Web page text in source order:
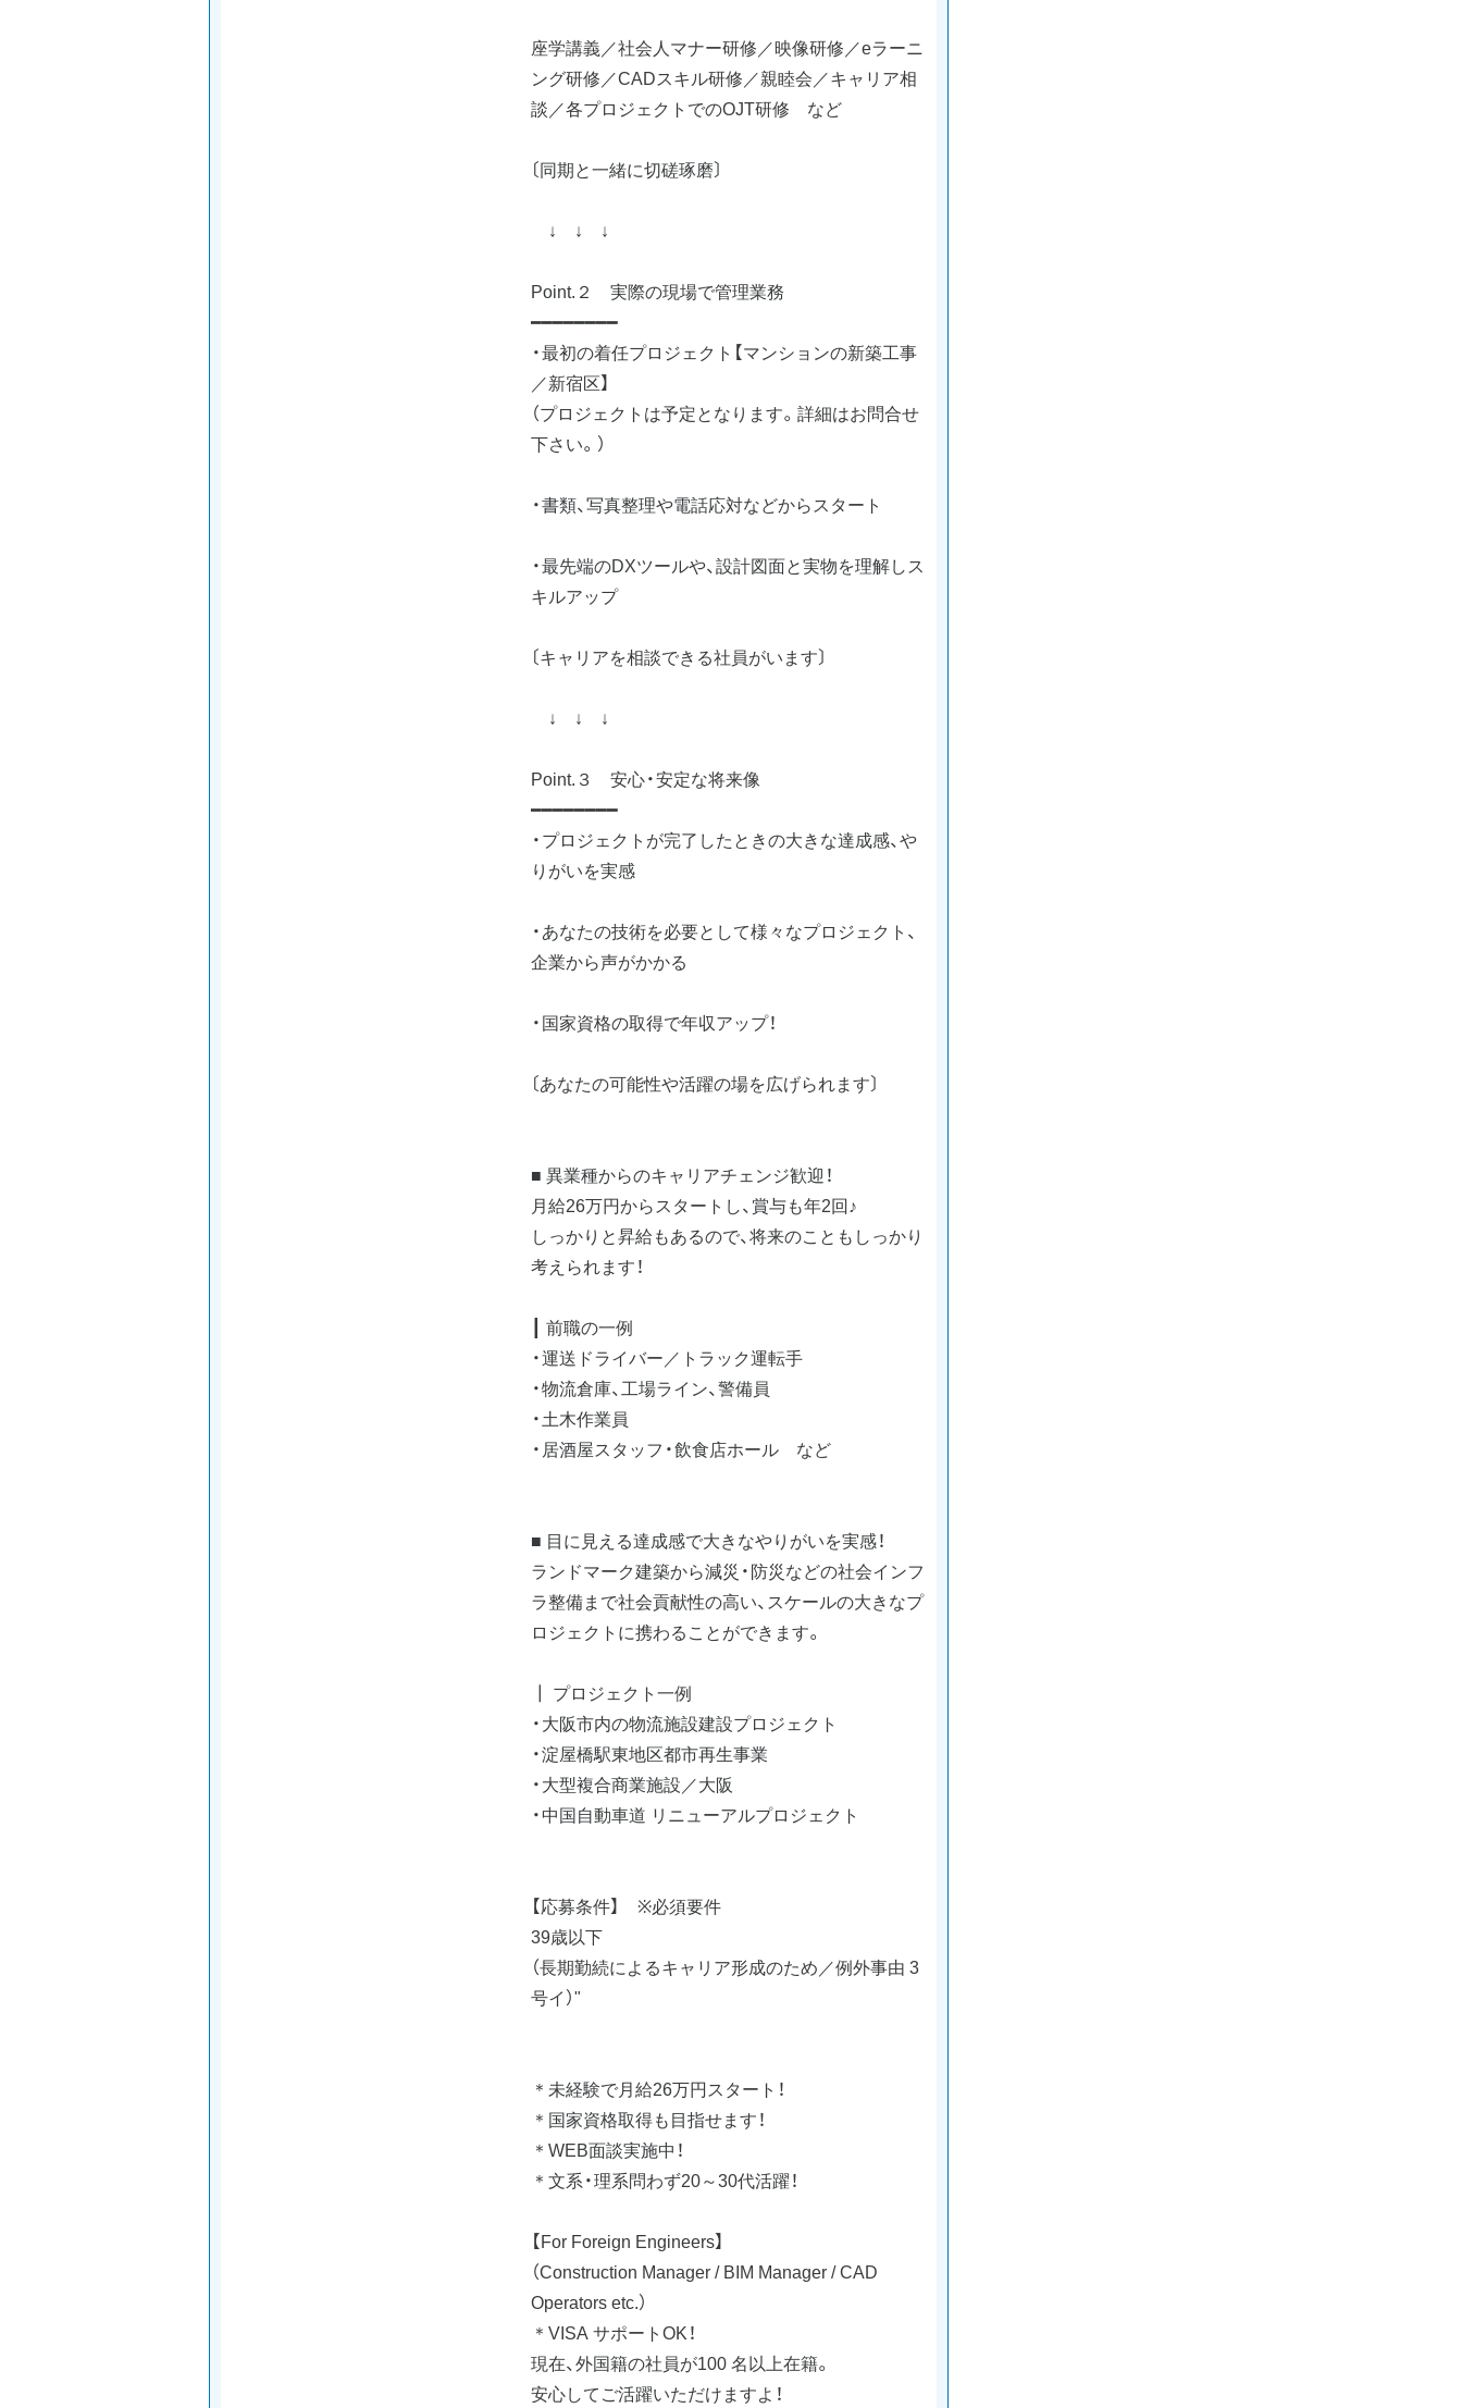
座学講義／社会人マナー研修／映像研修／eラーニ
ング研修／CADスキル研修／親睦会／キャリア相
談／各プロジェクトでのOJT研修 など
〔同期と一緒に切磋琢磨〕
↓ ↓ ↓
Point.２ 実際の現場で管理業務
━━━━━━━━
・最初の着任プロジェクト【マンションの新築工事
／新宿区】
（プロジェクトは予定となります。詳細はお問合せ
下さい。）
・書類、写真整理や電話応対などからスタート
・最先端のDXツールや、設計図面と実物を理解しス
キルアップ
〔キャリアを相談できる社員がいます〕
↓ ↓ ↓
Point.３ 安心・安定な将来像
━━━━━━━━
・プロジェクトが完了したときの大きな達成感、や
りがいを実感
・あなたの技術を必要として様々なプロジェクト、
企業から声がかかる
・国家資格の取得で年収アップ！
〔あなたの可能性や活躍の場を広げられます〕
■ 異業種からのキャリアチェンジ歓迎！
月給26万円からスタートし、賞与も年2回♪
しっかりと昇給もあるので、将来のこともしっかり
考えられます！
┃ 前職の一例
・運送ドライバー／トラック運転手
・物流倉庫、工場ライン、警備員
・土木作業員
・居酒屋スタッフ・飲食店ホール など
■ 目に見える達成感で大きなやりがいを実感！
ランドマーク建築から減災・防災などの社会インフ
ラ整備まで社会貢献性の高い、スケールの大きなプ
ロジェクトに携わることができます。
┃ プロジェクト一例
・大阪市内の物流施設建設プロジェクト
・淀屋橋駅東地区都市再生事業
・大型複合商業施設／大阪
・中国自動車道 リニューアルプロジェクト
【応募条件】 ※必須要件
39歳以下
（長期勤続によるキャリア形成のため／例外事由 3
号イ）"
＊未経験で月給26万円スタート！
＊国家資格取得も目指せます！
＊WEB面談実施中！
＊文系・理系問わず20～30代活躍！
【For Foreign Engineers】
（Construction Manager / BIM Manager / CAD
Operators etc.）
＊VISA サポートOK！
現在、外国籍の社員が100 名以上在籍。
安心してご活躍いただけますよ！